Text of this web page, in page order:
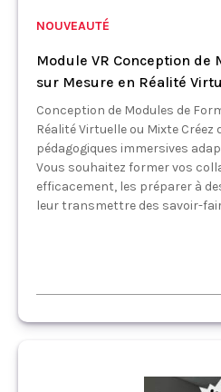
NOUVEAUTÉ
Module VR Conception de
sur Mesure en Réalité
Conception de Modules de
Réalité Virtuelle ou Mixte Créez
pédagogiques immersives
Vous souhaitez former vos
efficacement, les préparer à
leur transmettre des savoir-